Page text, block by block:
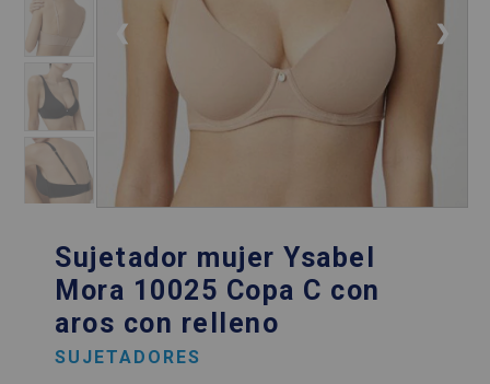
❮ ❯
Sujetador mujer Ysabel
Mora 10025 Copa C con
aros con relleno
SUJETADORES